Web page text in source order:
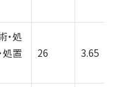
・処
処置
26 3.65